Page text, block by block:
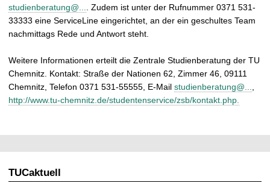
studienberatung@.... Zudem ist unter der Rufnummer 0371 531-
33333 eine ServiceLine eingerichtet, an der ein geschultes Team
nachmittags Rede und Antwort steht.
Weitere Informationen erteilt die Zentrale Studienberatung der TU
Chemnitz. Kontakt: Straße der Nationen 62, Zimmer 46, 09111
Chemnitz, Telefon 0371 531-55555, E-Mail studienberatung@...,
http://www.tu-chemnitz.de/studentenservice/zsb/kontakt.php.
TUCaktuell